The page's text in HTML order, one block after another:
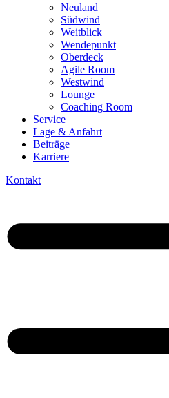
Neuland
Südwind
Weitblick
Wendepunkt
Oberdeck
Agile Room
Westwind
Lounge
Coaching Room
Service
Lage & Anfahrt
Beiträge
Karriere
Kontakt